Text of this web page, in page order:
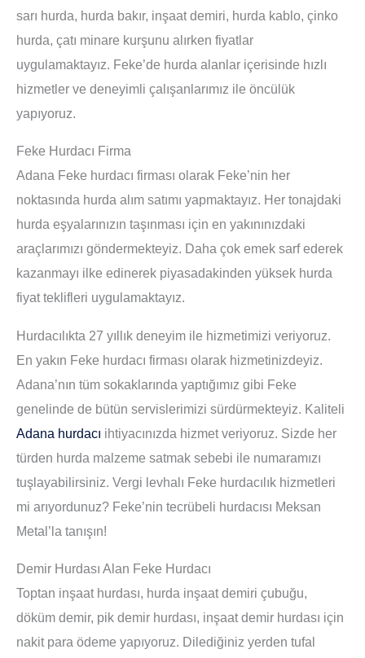
sarı hurda, hurda bakır, inşaat demiri, hurda kablo, çinko
hurda, çatı minare kurşunu alırken fiyatlar
uygulamaktayız. Feke’de hurda alanlar içerisinde hızlı
hizmetler ve deneyimli çalışanlarımız ile öncülük
yapıyoruz.
Feke Hurdacı Firma
Adana Feke hurdacı firması olarak Feke’nin her
noktasında hurda alım satımı yapmaktayız. Her tonajdaki
hurda eşyalarınızın taşınması için en yakınınızdaki
araçlarımızı göndermekteyiz. Daha çok emek sarf ederek
kazanmayı ilke edinerek piyasadakinden yüksek hurda
fiyat teklifleri uygulamaktayız.
Hurdacılıkta 27 yıllık deneyim ile hizmetimizi veriyoruz.
En yakın Feke hurdacı firması olarak hizmetinizdeyiz.
Adana’nın tüm sokaklarında yaptığımız gibi Feke
genelinde de bütün servislerimizi sürdürmekteyiz. Kaliteli
Adana hurdacı ihtiyacınızda hizmet veriyoruz. Sizde her
türden hurda malzeme satmak sebebi ile numaramızı
tuşlayabilirsiniz. Vergi levhalı Feke hurdacılık hizmetleri
mi arıyordunuz? Feke’nin tecrübeli hurdacısı Meksan
Metal’la tanışın!
Demir Hurdası Alan Feke Hurdacı
Toptan inşaat hurdası, hurda inşaat demiri çubuğu,
döküm demir, pik demir hurdası, inşaat demir hurdası için
nakit para ödeme yapıyoruz. Dilediğiniz yerden tufal